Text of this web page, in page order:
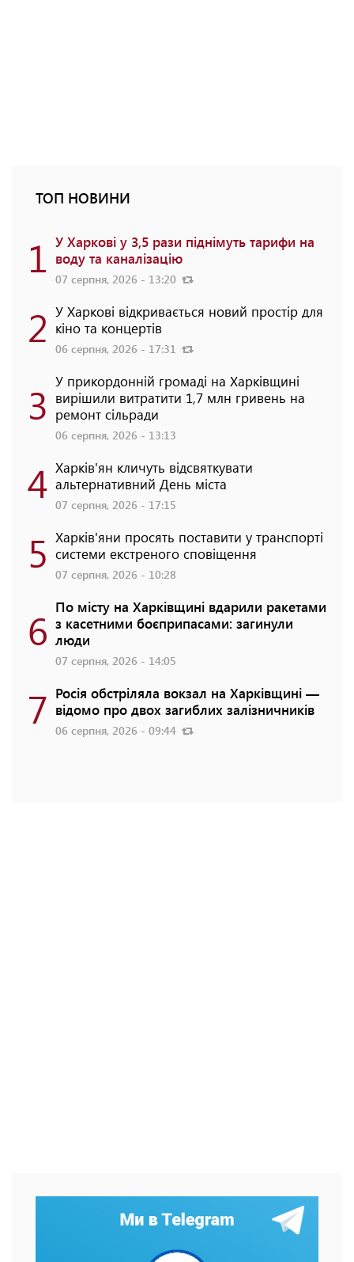
ТОП НОВИНИ
1 У Харкові у 3,5 рази піднімуть тарифи на
воду та каналізацію
07 серпня, 2026 - 13:20
2 У Харкові відкривається новий простір для
кіно та концертів
06 серпня, 2026 - 17:31
3 У прикордонній громаді на Харківщині
вирішили витратити 1,7 млн гривень на
ремонт сільради
06 серпня, 2026 - 13:13
4 Харків'ян кличуть відсвяткувати
альтернативний День міста
07 серпня, 2026 - 17:15
5 Харків'яни просять поставити у транспорті
системи екстреного сповіщення
07 серпня, 2026 - 10:28
6 По місту на Харківщині вдарили ракетами
з касетними боєприпасами: загинули
люди
07 серпня, 2026 - 14:05
7 Росія обстріляла вокзал на Харківщині —
відомо про двох загиблих залізничників
06 серпня, 2026 - 09:44